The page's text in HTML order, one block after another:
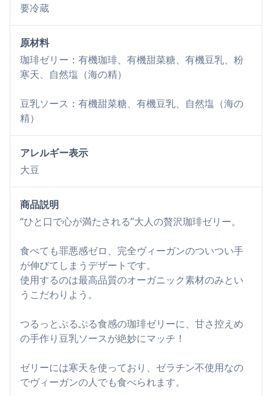
要冷蔵
原材料
珈琲ゼリー：有機珈琲、有機甜菜糖、有機豆乳、粉
寒天、自然塩（海の精）
豆乳ソース：有機甜菜糖、有機豆乳、自然塩（海の
精）
アレルギー表示
大豆
商品説明
“ひと口で心が満たされる”大人の贅沢珈琲ゼリー。
食べても罪悪感ゼロ、完全ヴィーガンのついつい手
が伸びてしまうデザートです。
使用するのは最高品質のオーガニック素材のみとい
うこだわりよう。
つるっとぷるぷる食感の珈琲ゼリーに、甘さ控えめ
の手作り豆乳ソースが絶妙にマッチ！
ゼリーには寒天を使っており、ゼラチン不使用なの
でヴィーガンの人でも食べられます。